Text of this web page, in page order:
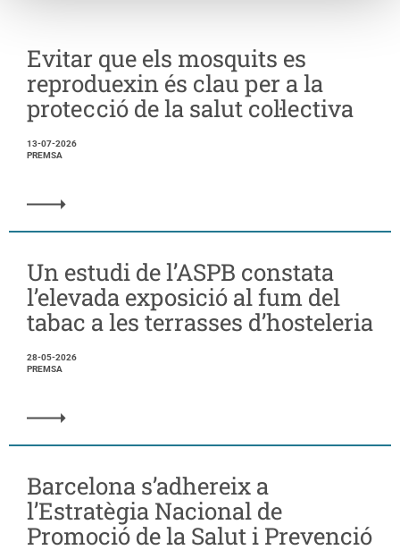
Evitar que els mosquits es
reproduexin és clau per a la
protecció de la salut col·lectiva
13-07-2026
PREMSA
Un estudi de l’ASPB constata
l’elevada exposició al fum del
tabac a les terrasses d’hosteleria
28-05-2026
PREMSA
Barcelona s’adhereix a
l’Estratègia Nacional de
Promoció de la Salut i Prevenció